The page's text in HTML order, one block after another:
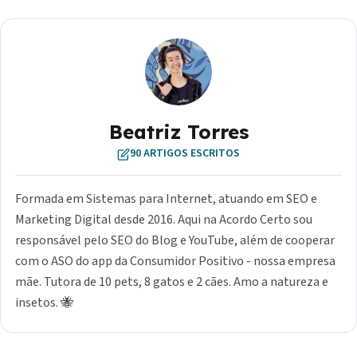
Beatriz Torres
90 ARTIGOS ESCRITOS
Formada em Sistemas para Internet, atuando em SEO e
Marketing Digital desde 2016. Aqui na Acordo Certo sou
responsável pelo SEO do Blog e YouTube, além de cooperar
com o ASO do app da Consumidor Positivo - nossa empresa
mãe. Tutora de 10 pets, 8 gatos e 2 cães. Amo a natureza e
insetos. 🐝